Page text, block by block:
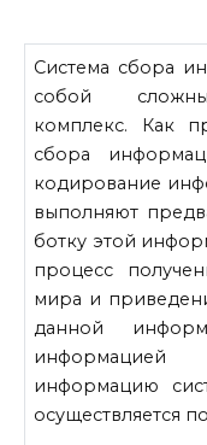
Система сбора
собой
комплекс. Как
сбора
кодирование
выполняют
ботку этой
процесс
мира и
данной
информацию
осу­ществляется